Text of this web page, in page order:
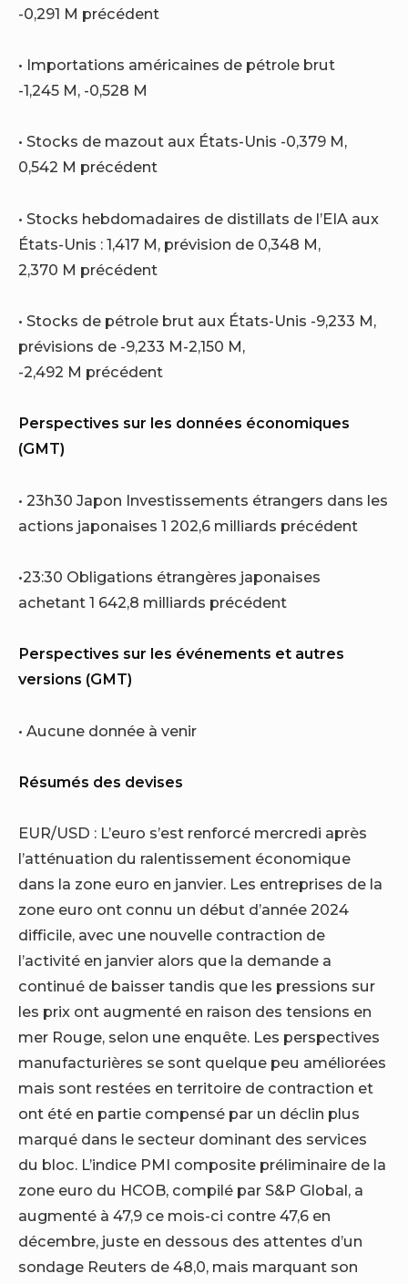
-0,291 M précédent
• Importations américaines de pétrole brut
-1,245 M, -0,528 M
• Stocks de mazout aux États-Unis -0,379 M,
0,542 M précédent
• Stocks hebdomadaires de distillats de l’EIA aux
États-Unis : 1,417 M, prévision de 0,348 M,
2,370 M précédent
• Stocks de pétrole brut aux États-Unis -9,233 M,
prévisions de -9,233 M-2,150 M,
-2,492 M précédent
Perspectives sur les données économiques
(GMT)
• 23h30 Japon Investissements étrangers dans les
actions japonaises 1 202,6 milliards précédent
•23:30 Obligations étrangères japonaises
achetant 1 642,8 milliards précédent
Perspectives sur les événements et autres
versions (GMT)
• Aucune donnée à venir
Résumés des devises
EUR/USD : L’euro s’est renforcé mercredi après
l’atténuation du ralentissement économique
dans la zone euro en janvier. Les entreprises de la
zone euro ont connu un début d’année 2024
difficile, avec une nouvelle contraction de
l’activité en janvier alors que la demande a
continué de baisser tandis que les pressions sur
les prix ont augmenté en raison des tensions en
mer Rouge, selon une enquête. Les perspectives
manufacturières se sont quelque peu améliorées
mais sont restées en territoire de contraction et
ont été en partie compensé par un déclin plus
marqué dans le secteur dominant des services
du bloc. L’indice PMI composite préliminaire de la
zone euro du HCOB, compilé par S&P Global, a
augmenté à 47,9 ce mois-ci contre 47,6 en
décembre, juste en dessous des attentes d’un
sondage Reuters de 48,0, mais marquant son